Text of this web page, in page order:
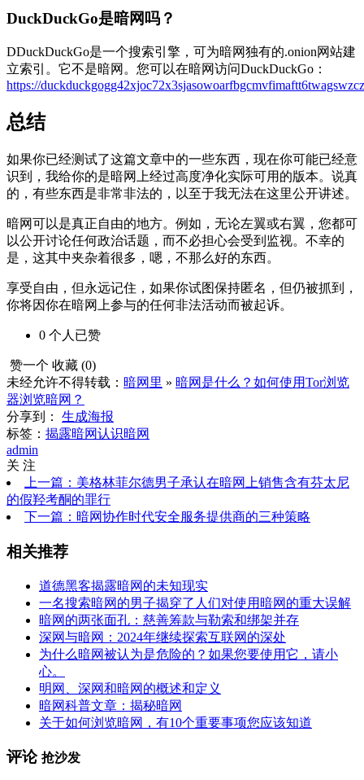
DuckDuckGo是暗网吗？
DDuckDuckGo是一个搜索引擎，可为暗网独有的.onion网站建
立索引。它不是暗网。您可以在暗网访问DuckDuckGo：
https://
总结
如果你已经测试了这篇文章中的一些东西，现在你可能已经意
识到，我给你的是暗网上经过高度净化实际可用的版本。说真
的，有些东西是非常非法的，以至于我无法在这里公开讲述。
暗网可以是真正自由的地方。例如，无论左翼或右翼，您都可
以公开讨论任何政治话题，而不必担心会受到监视。不幸的
是，这其中夹杂着很多，嗯，不那么好的东西。
享受自由，但永远记住，如果你试图保持匿名，但仍被抓到，
你将因你在暗网上参与的任何非法活动而被起诉。
0 个人 已赞
赞一个 收藏 (0)
未经允许不得转载： 暗网里 » 暗网是什么？如何使用Tor浏览
器浏览暗网？
分享到：
生成海报
标签： 揭露暗网认识暗网
admin
关 注
上一篇：美格林菲尔德男子承认在暗网上销售含有芬太尼
的假羟考酮的罪行
下一篇：暗网协作时代安全服务提供商的三种策略
相关推荐
道德黑客揭露暗网的未知现实
一名搜索暗网的男子揭穿了人们对使用暗网的重大误解
暗网的两张面孔：慈善筹款与勒索和绑架并存
深网与暗网：2024年继续探索互联网的深处
为什么暗网被认为是危险的？如果您要使用它，请小
心。
明网、深网和暗网的概述和定义
暗网科普文章：揭秘暗网
关于如何浏览暗网，有10个重要事项您应该知道
评论 抢沙发